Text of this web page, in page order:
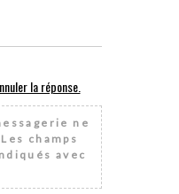
la réponse.
ne
Les champs
avec